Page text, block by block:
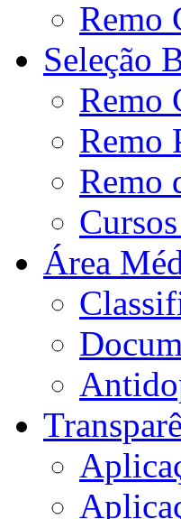
Remo
Seleção
Remo
Remo
Remo
Área